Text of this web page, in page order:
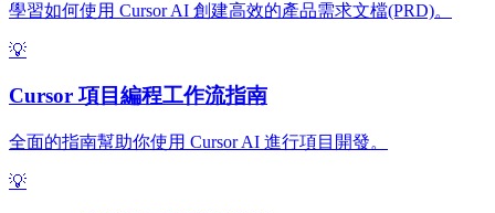
學習如何使用 Cursor AI 創建高效的產品需求文檔(PRD)。
💡
Cursor 項目編程工作流指南
全面的指南幫助你使用 Cursor AI 進行項目開發。
💡